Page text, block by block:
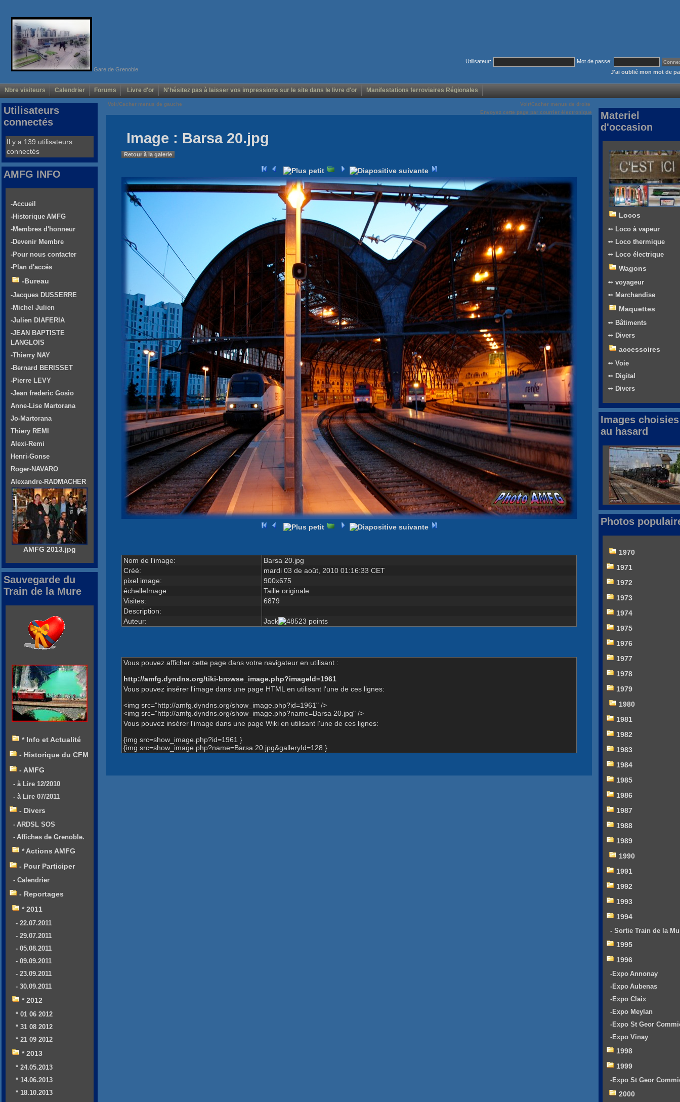
Gare de Grenoble
Utilisateur:
Mot de passe:
J'ai oublié mon mot de
Nbre visiteurs Calendrier Forums Livre d'or N'hésitez pas à laisser vos impressions sur le site dans le livre d'or Manifestations ferroviaires Régionales
Voir/Cacher menus de gauche
Voir/Cacher menus de droite
Envoyez cette page par courrier électronique
Image : Barsa 20.jpg
Retour à la galerie
Nom de l'image:
Barsa 20.jpg
Créé:
mardi 03 de août, 2010 01:16:33 CET
pixel image:
900x675
échelleImage:
Taille originale
Visites:
6879
Description:
Auteur:
Jack
Vous pouvez afficher cette page dans votre navigateur en utilisant :
http://amfg.dyndns.org/tiki-browse_image.php?imageId=1961
Vous pouvez insérer l'image dans une page HTML en utilisant l'une de ces lignes:
<img src="http://amfg.dyndns.org/show_image.php?id=1961" />
<img src="http://amfg.dyndns.org/show_image.php?name=Barsa 20.jpg" />
Vous pouvez insérer l'image dans une page Wiki en utilisant l'une de ces lignes:
{img src=show_image.php?id=1961 }
{img src=show_image.php?name=Barsa 20.jpg&galleryId=128 }
Utilisateurs
connectés
Il y a 139 utilisateurs
connectés
AMFG INFO
-Accueil
-Historique AMFG
-Membres d'honneur
-Devenir Membre
-Pour nous contacter
-Plan d'accés
-Bureau
-Jacques DUSSERRE
-Michel Julien
-Julien DIAFERIA
-JEAN BAPTISTE
LANGLOIS
-Thierry NAY
-Bernard BERISSET
-Pierre LEVY
-Jean frederic Gosio
Anne-Lise Martorana
Jo-Martorana
Thiery REMI
Alexi-Remi
Henri-Gonse
Roger-NAVARO
Alexandre-RADMACHER
AMFG 2013.jpg
Sauvegarde du
Train de la Mure
* Info et Actualité
- Historique du CFM
- AMFG
- à Lire 12/2010
- à Lire 07/2011
- Divers
- ARDSL SOS
- Affiches de Grenoble.
* Actions AMFG
- Pour Participer
- Calendrier
- Reportages
* 2011
- 22.07.2011
- 29.07.2011
- 05.08.2011
- 09.09.2011
- 23.09.2011
- 30.09.2011
* 2012
* 01 06 2012
* 31 08 2012
* 21 09 2012
* 2013
* 24.05.2013
* 14.06.2013
* 18.10.2013
Materiel
d'occasion
Locos
➻ Loco à vapeur
➻ Loco thermique
➻ Loco électrique
Wagons
➻ voyageur
➻ Marchandise
Maquettes
➻ Bâtiments
➻ Divers
accessoires
➻ Voie
➻ Digital
➻ Divers
Images choisies
au hasard
Photos
1970
1971
1972
1973
1974
1975
1976
1977
1978
1979
1980
1981
1982
1983
1984
1985
1986
1987
1988
1989
1990
1991
1992
1993
1994
- Sortie Train de la
1995
1996
-Expo Annonay
-Expo Aubenas
-Expo Claix
-Expo Meylan
-Expo St Geor
-Expo Vinay
1998
1999
-Expo St Geor
2000